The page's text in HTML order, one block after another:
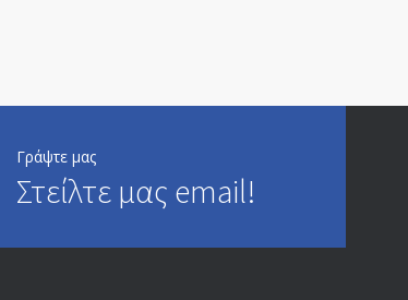
4729
Γράψτε μας
Στείλτε μας email!